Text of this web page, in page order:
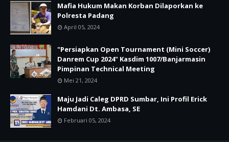
Mafia Hukum Makan Korban Dilaporkan ke
Polresta Padang
April 05, 2024
"Persiapkan Open Tournament (Mini Soccer)
Danrem Cup 2024" Kasdim 1007/Banjarmasin
Pimpinan Technical Meeting
Mei 21, 2024
Maju Jadi Caleg DPRD Sumbar, Ini Profil Erick
Hamdani Dt. Ambasa, SE
Februari 05, 2024